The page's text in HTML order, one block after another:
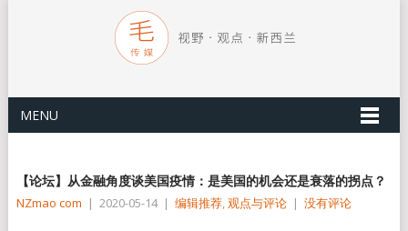
MENU
【论坛】从金融角度谈美国疫情：是美国的机会还是衰落的拐点？
NZmao com | 2020-05-14 | 编辑推荐,观点与评论 | 没有评论